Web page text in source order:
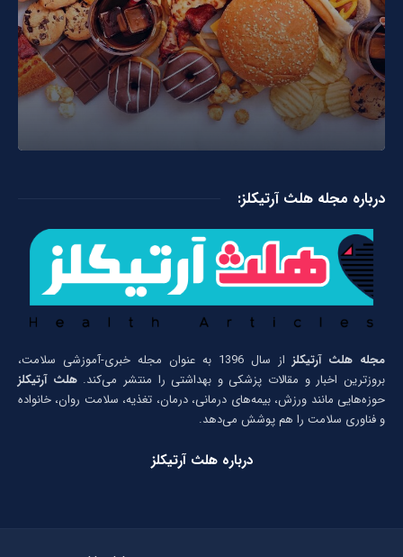
درباره مجله هلث آرتیکلز:
مجله هلث آرتیکلز
از سال 1396 به عنوان مجله خبری-آموزشی سلامت،
بروزترین اخبار و مقالات پزشکی و بهداشتی را منتشر می‌کند.هلث آرتیکلز
حوزه‌هایی مانند ورزش، بیمه‌های درمانی، درمان، تغذیه، سلامت روان، خانواده
و فناوری سلامت را هم پوشش می‌دهد.
درباره هلث آرتیکلز